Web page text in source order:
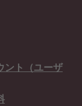
ント（ユーザ